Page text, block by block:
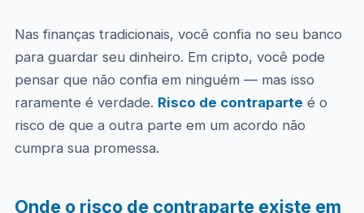
Nas finanças tradicionais, você confia no seu banco
para guardar seu dinheiro. Em cripto, você pode
pensar que não confia em ninguém — mas isso
raramente é verdade. Risco de contraparte é o
risco de que a outra parte em um acordo não
cumpra sua promessa.
Onde o risco de contraparte existe em